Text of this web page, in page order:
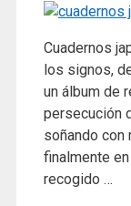
Cuadernos
los signos,
un álbum de
persecución
soñando con
finalmente
recogido …